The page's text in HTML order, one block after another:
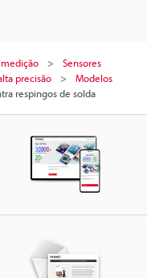
Sensores
precisão
Modelos
respingos de solda